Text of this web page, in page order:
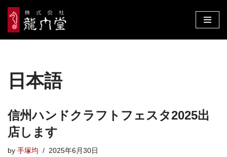
コ
ン
ツ
へ
キ
ッ
プ
日本語
信州ハンドクラフトフェスタ2025出
店します
by 手塚均 2025年6月30日